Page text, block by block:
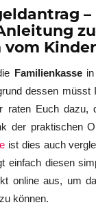
vom
Familienkassein
dessen müsst
raten Euch
der praktischen
ist dies auch
einfach diesen
online aus, um
können.